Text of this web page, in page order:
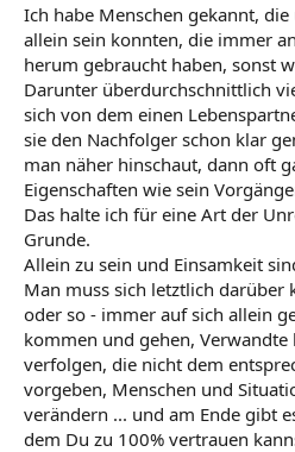
Ich habe Menschen gekannt,
allein sein konnten, die immer
herum gebraucht haben, sonst
Darunter überdurchschnittlich
sich von dem einen
sie den Nachfolger schon klar
man näher hinschaut, dann oft
Eigenschaften wie sein
Das halte ich für eine Art der
Grunde.
Allein zu sein und Einsamkeit
Man muss sich letztlich darüber
oder so - immer auf sich allein
kommen und gehen, Verwandte
verfolgen, die nicht dem
vorgeben, Menschen und
verändern ... und am Ende gibt
dem Du zu 100% vertrauen